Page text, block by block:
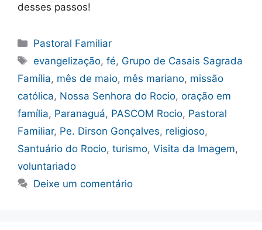
desses passos!
Categorias
Pastoral Familiar
Tags
evangelização,fé, Grupo de Casais Sagrada
Família, mês de maio, mês mariano, missão
católica, Nossa Senhora do Rocio, oração em
família, Paranaguá, PASCOM Rocio, Pastoral
Familiar, Pe. Dirson Gonçalves, religioso,
Santuário do Rocio, turismo, Visita da Imagem,
voluntariado
Deixe um comentário